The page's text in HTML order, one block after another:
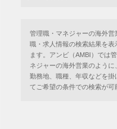
管理職・マネジャーの海外営
職・求人情報の検索結果を表
ます。アンビ（AMBI）では
ネジャーの海外営業のように
勤務地、職種、年収などを掛
てご希望の条件での検索が可